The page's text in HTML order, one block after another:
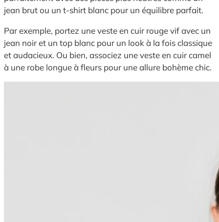
jean brut ou un t-shirt blanc pour un équilibre parfait.
Par exemple, portez une veste en cuir rouge vif avec un
jean noir et un top blanc pour un look à la fois classique
et audacieux. Ou bien, associez une veste en cuir camel
à une robe longue à fleurs pour une allure bohème chic.